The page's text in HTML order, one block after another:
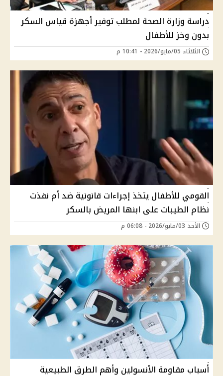
دراسة وزارة الصحة لمطلب توفير أجهزة قياس السكر
بدون وخز للأطفال
الثلاثاء 05/مايو/2026 - 10:41 م
القومي للأطفال يتخذ إجراءات قانونية ضد أم نفذت
نظام الطيبات على ابنها المريض بالسكر
الأحد 03/مايو/2026 - 06:08 م
أسباب مقاومة الأنسولين وأهم الطرق الطبيعية